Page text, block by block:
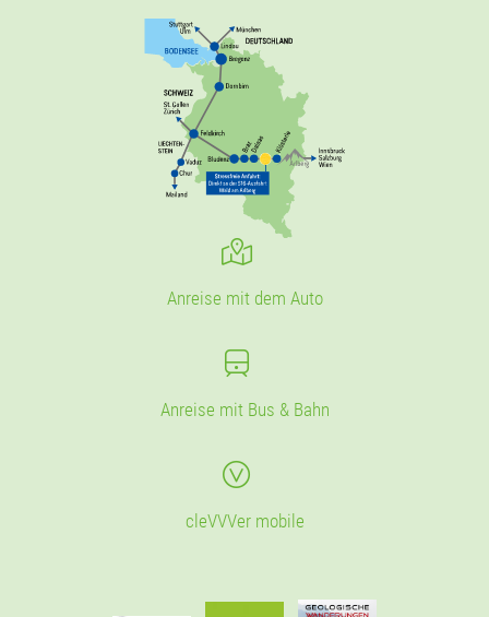
Anreise mit dem Auto
Anreise mit Bus & Bahn
cleVVVer mobile